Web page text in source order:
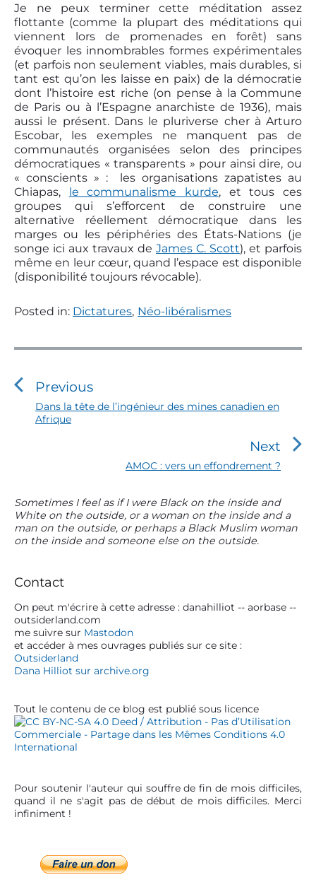
Je ne peux terminer cette méditation assez
flottante (comme la plupart des méditations qui
viennent lors de promenades en forêt) sans
évoquer les innombrables formes expérimentales
(et parfois non seulement viables, mais durables, si
tant est qu’on les laisse en paix) de la démocratie
dont l’histoire est riche (on pense à la Commune
de Paris ou à l’Espagne anarchiste de 1936), mais
aussi le présent. Dans le pluriverse cher à Arturo
Escobar, les exemples ne manquent pas de
communautés organisées selon des principes
démocratiques « transparents » pour ainsi dire, ou
« conscients » : les organisations zapatistes au
Chiapas, le communalisme kurde, et tous ces
groupes qui s’efforcent de construire une
alternative réellement démocratique dans les
marges ou les périphéries des États-Nations (je
songe ici aux travaux de James C. Scott), et parfois
même en leur cœur, quand l’espace est disponible
(disponibilité toujours révocable).
Posted in: Dictatures, Néo-libéralismes
N
v
o
n
d
l
a
r
t
i
l
e
Previous
P
r
s
p
o
s
Dans la tête de l’ingénieur des mines canadien en
Afrique
Next
t
p
AMOC : vers un effondrement ?
P
r
i
m
r
y
S
i
d
e
b
Sometimes I feel as if I were Black on the inside and
White on the outside, or a woman on the inside and a
man on the outside, or perhaps a Black Muslim woman
on the inside and someone else on the outside.
Contact
On peut m'écrire à cette adresse : danahilliot -- aorbase --
outsiderland.com
me suivre sur Mastodon
et accéder à mes ouvrages publiés sur ce site :
Outsiderland
Dana Hilliot sur archive.org
Tout le contenu de ce blog est publié sous licence
Pour soutenir l'auteur qui souffre de fin de mois difficiles,
quand il ne s'agit pas de début de mois difficiles. Merci
infiniment !